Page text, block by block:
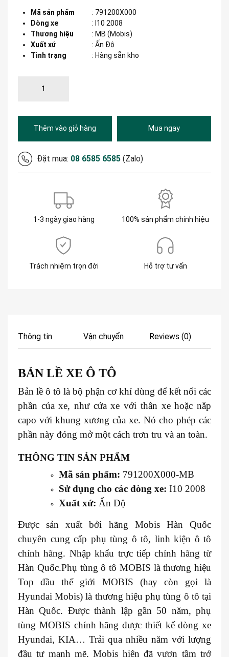
Mã sản phẩm : 791200X000
Dòng xe
: I10 2008
Thương hiệu
: MB (Mobis)
Xuất xứ
: Ấn Độ
Tình trạng
: Hàng sẵn kho
Thêm vào giỏ hàng Mua ngay
Đặt mua: 08 6585 6585 (Zalo)
1-3 ngày giao hàng 100% sản phẩm chính hiệu
Trách nhiệm trọn đời Hỗ trợ tư vấn
Thông tin Vận chuyển Reviews (0)
BẢN LỀ XE Ô TÔ
Bản lề ô tô là bộ phận cơ khí dùng để kết nối các
phần của xe, như cửa xe với thân xe hoặc nắp
capo với khung xương của xe. Nó cho phép các
phần này đóng mở một cách trơn tru và an toàn.
THÔNG TIN SẢN PHẨM
Mã sản phẩm: 791200X000-MB
Sử dụng cho các dòng xe: I10 2008
Xuất xứ: Ấn Độ
Được sản xuất bởi hãng Mobis Hàn Quốc
chuyên cung cấp phụ tùng ô tô, linh kiện ô tô
chính hãng. Nhập khẩu trực tiếp chính hãng từ
Hàn Quốc.Phụ tùng ô tô MOBIS là thương hiệu
Top đầu thế giới MOBIS (hay còn gọi là
Hyundai Mobis) là thương hiệu phụ tùng ô tô tại
Hàn Quốc. Được thành lập gần 50 năm, phụ
tùng MOBIS chính hãng được thiết kế dòng xe
Hyundai, KIA… Trải qua nhiều năm với lượng
đầu tư mạnh mẽ, Mobis hiện đã vươn tầm trở